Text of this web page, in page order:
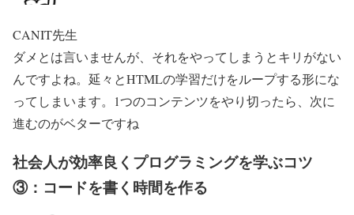
CANIT先生
ダメとは言いませんが、それをやってしまうとキリがない
んですよね。延々とHTMLの学習だけをループする形にな
ってしまいます。1つのコンテンツをやり切ったら、次に
進むのがベターですね
社会人が効率良くプログラミングを学ぶコツ
③：コードを書く時間を作る